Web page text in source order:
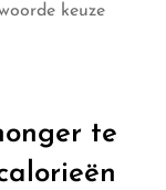
keuze
te